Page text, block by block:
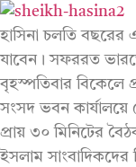
হাসিনা চলতি বছরের
যাবেন। সফররত
বৃহস্পতিবার বিকেলে
সংসদ ভবন কার্যালয়ে
প্রায় ৩০ মিনিটের
ইসলাম সাংবাদিকদের